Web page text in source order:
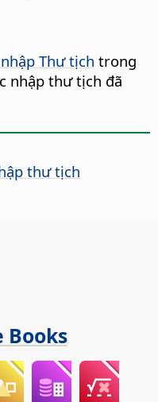
Thư tịch trong
nhập thư tịch đã
thư tịch
Books